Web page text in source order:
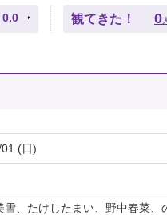
0.0 観てきた！ 0 人
(日)
、たけしたまい、野中春菜、